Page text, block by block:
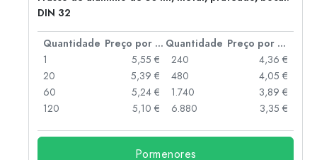
DIN 32
Quantidade Preço por peça Quantidade
Preço por peça
1
5,55 €
20
5,39 €
60
5,24 €
120
5,10 €
240
4,36 €
480
4,05 €
1.740
3,89 €
6.880
3,35 €
Pormenores